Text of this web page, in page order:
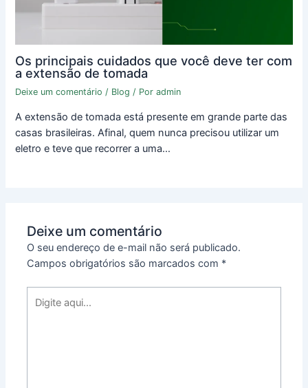
Os principais cuidados que você deve ter com
a extensão de tomada
Deixe um comentário / Blog / Poradmin
A extensão de tomada está presente em grande parte das
casas brasileiras. Afinal, quem nunca precisou utilizar um
eletro e teve que recorrer a uma…
Deixe um comentário
O seu endereço de e-mail não será publicado.
Campos obrigatórios são marcados com *
aqui...